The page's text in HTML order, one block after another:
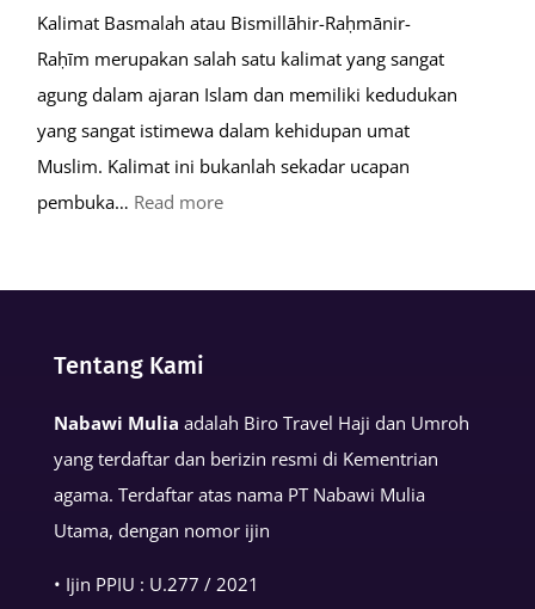
Kalimat Basmalah atau Bismillāhir-Raḥmānir-
Raḥīm merupakan salah satu kalimat yang sangat
agung dalam ajaran Islam dan memiliki kedudukan
yang sangat istimewa dalam kehidupan umat
Muslim. Kalimat ini bukanlah sekadar ucapan
pembuka… Read more:
Muslim
Tentang Kami
Nabawi Mulia adalah Biro Travel Haji dan Umroh
yang terdaftar dan berizin resmi di Kementrian
agama. Terdaftar atas nama PT Nabawi Mulia
Utama, dengan nomor ijin
• Ijin PPIU : U.277 / 2021